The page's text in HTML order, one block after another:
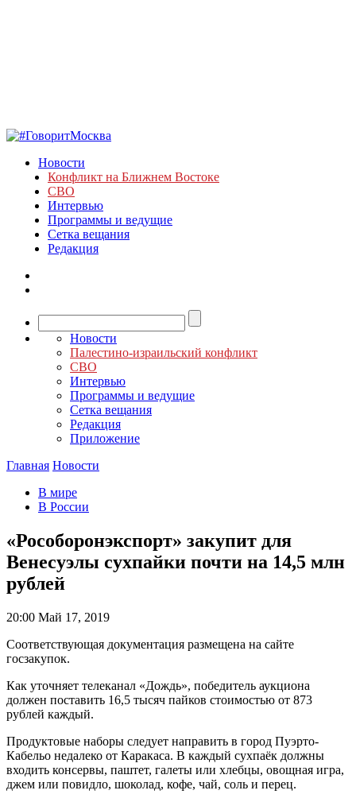
Новости
Конфликт на Ближнем Востоке
СВО
Интервью
Программы и ведущие
Сетка вещания
Редакция
Новости
Палестино-израильский конфликт
СВО
Интервью
Программы и ведущие
Сетка вещания
Редакция
Приложение
Главная Новости
В мире
В России
«Рособоронэкспорт» закупит для
Венесуэлы сухпайки почти на 14,5 млн
рублей
20:00 Май 17, 2019
Соответствующая документация размещена на сайте
госзакупок.
Как уточняет телеканал «Дождь», победитель аукциона
должен поставить 16,5 тысяч пайков стоимостью от 873
рублей каждый.
Продуктовые наборы следует направить в город Пуэрто-
Кабельо недалеко от Каракаса. В каждый сухпаёк должны
входить консервы, паштет, галеты или хлебцы, овощная игра,
джем или повидло, шоколад, кофе, чай, соль и перец.